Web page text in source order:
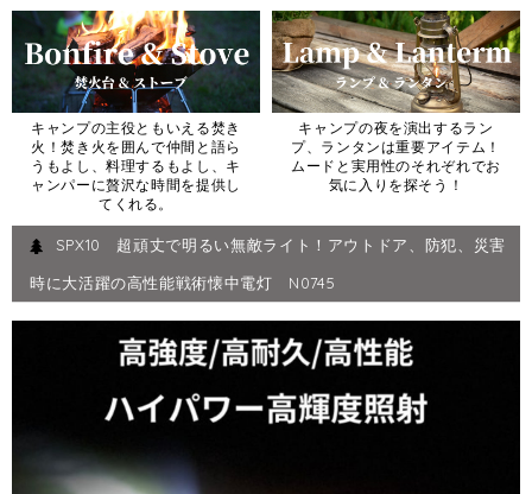
キャンプの主役ともいえる焚き
火！焚き火を囲んで仲間と語ら
うもよし、料理するもよし、キ
ャンパーに贅沢な時間を提供し
てくれる。
キャンプの夜を演出するラン
プ、ランタンは重要アイテム！
ムードと実用性のそれぞれでお
気に入りを探そう！
SPX10 超頑丈で明るい無敵ライト！アウトドア、防犯、災害
時に大活躍の高性能戦術懐中電灯 N0745